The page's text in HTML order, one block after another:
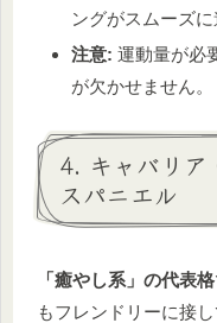
ングがスムーズに
注意: 運動量が必
が欠かせません。
4. キャバリア
スパニエル
「癒やし系」の代表格
もフレンドリーに接し